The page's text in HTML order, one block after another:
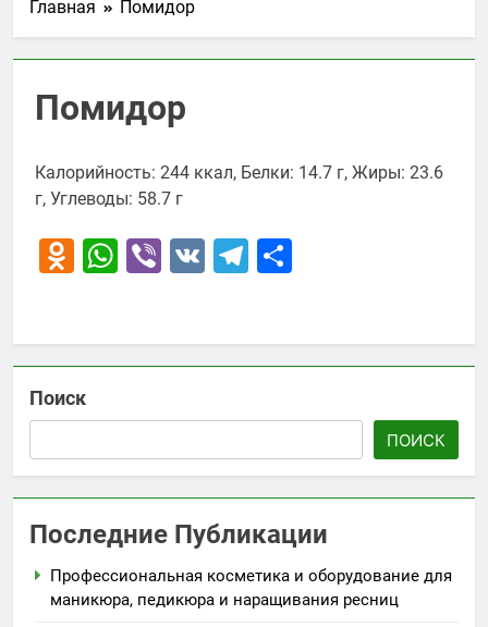
Главная Помидор
Помидор
Калорийность: 244 ккал, Белки: 14.7 г, Жиры: 23.6
г, Углеводы: 58.7 г
Odnoklassniki
WhatsApp
Viber
VK Telegram
Поиск
ПОИСК
Последние Публикации
Профессиональная косметика и оборудование для
маникюра, педикюра и наращивания ресниц